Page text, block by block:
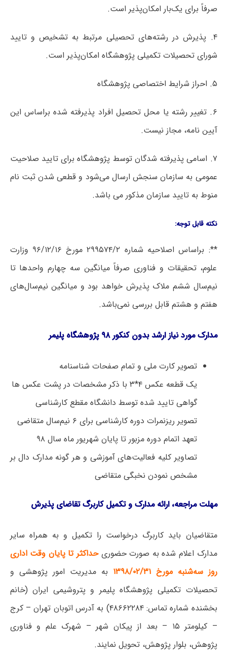
صرفاً برای یک‌بار امکان‌پذیر است.
۴. پذیرش در رشته‌های تحصیلی مرتبط به تشخیص و تایید
شورای تحصیلات تکمیلی پژوهشگاه امکان‌پذیر است.
۵. احراز شرایط اختصاصی پژوهشگاه
۶. تغییر رشته یا محل تحصیل افراد پذیرفته شده براساس این
آیین نامه، مجاز نیست.
۷. اسامی پذیرفته شدگان توسط پژوهشگاه برای تایید صلاحیت
عمومی به سازمان سنجش ارسال می‌شود و قطعی شدن ثبت نام
منوط به تایید سازمان مذکور می باشد.
نکته قابل توجه:
**: براساس اصلاحیه شماره ۲۹۹۵۷۴/۲ مورخ ۹۶/۱۲/۱۶ وزارت
علوم، تحقیقات و فناوری صرفاً میانگین سه چهارم واحدها تا
نیم‌سال ششم ملاک پذیرش خواهد بود و میانگین نیم‌سال‌های
هفتم و هشتم قابل بررسی نمی‌باشد.
مدارک مورد نیاز ارشد بدون کنکور ۹۸ پژوهشگاه پلیمر
تصویر کارت ملی و تمام صفحات شناسنامه
یک قطعه عکس ۴*۳ با ذکر مشخصات در پشت عکس ها
گواهی تایید شده توسط دانشگاه مقطع کارشناسی
تصویر ریزنمرات دوره کارشناسی برای ۶ نیم‌سال متقاضی
تعهد اتمام دوره مزبور تا پایان شهریور ماه سال ۹۸
تصاویر کلیه فعالیت‌های آموزشی و هر گونه مدارک دال بر
مشخص نمودن نخبگی متقاضی
مهلت مراجعه، ارائه مدارک و تکمیل کاربرگ تقاضای پذیرش
متقاضیان باید کاربرگ درخواست را تکمیل و به همراه سایر
مدارک اعلام شده به صورت حضوریحداکثر تا پایان وقت اداری
روز سه‌شنبه مورخ ۱۳۹۸/۰۲/۳۱
به مدیریت امور پژوهشی و
تحصیلات تکمیلی پژوهشگاه پلیمر و پتروشیمی ایران (خانم
بخشنده شماره تماس: ۴۸۶۶۲۲۸۴) به آدرس اتوبان تهران – کرج
– کیلومتر ۱۵ – بعد از پیکان شهر – شهرک علم و فناوری
پژوهش، بلوار پژوهش، تحویل نمایند.